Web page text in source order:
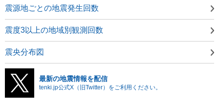
震源地ごとの地震発生回数
震度3以上の地域別観測回数
震央分布図
最新の地震情報を配信
tenki.jp公式X（旧Twitter）をご利用ください。